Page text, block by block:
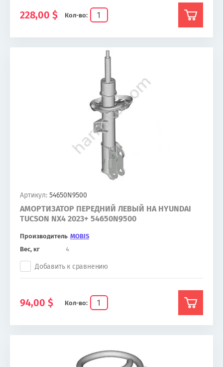
Кол-во:
228,00 $
Артикул: 54650N9500
АМОРТИЗАТОР ПЕРЕДНИЙ ЛЕВЫЙ НА HYUNDAI
TUCSON NX4 2023+ 54650N9500
Производитель MOBIS
Вес, кг
4
Кол-во:
Добавить к сравнению
94,00 $